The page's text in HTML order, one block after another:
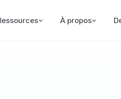
À propos